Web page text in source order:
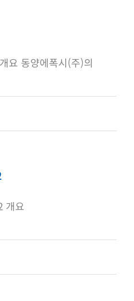
요 동양에폭시(주)의
개요